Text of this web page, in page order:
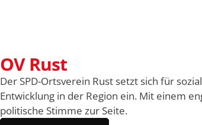
OV Rust
Der SPD-Ortsverein Rust setzt sich für
Entwicklung in der Region ein. Mit einem
politische Stimme zur Seite.